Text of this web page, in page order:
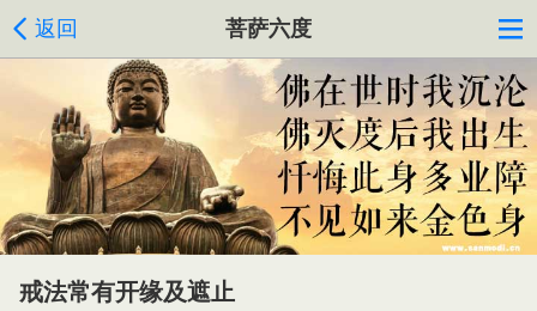
返回 菩萨六度
戒法常有开缘及遮止